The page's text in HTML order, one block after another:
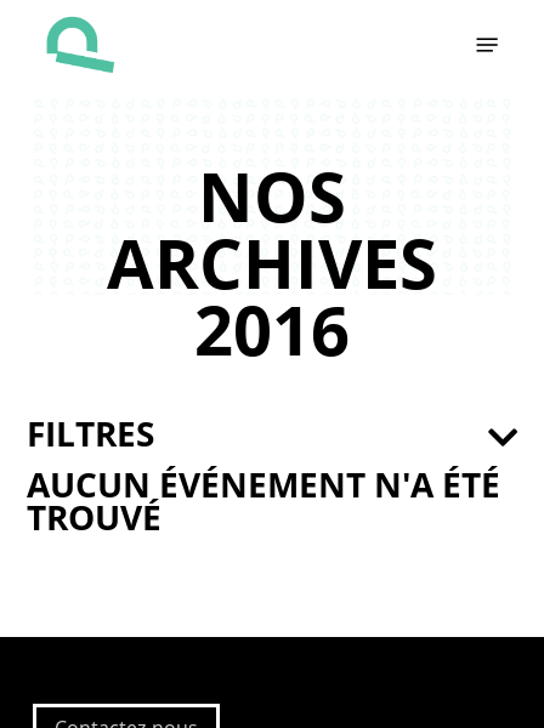
NOS
ARCHIVES
2016
AUCUN ÉVÉNEMENT N'A ÉTÉ
TROUVÉ
FILTRES